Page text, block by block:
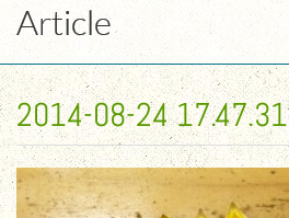
Article
2014-08-24 17.47.31